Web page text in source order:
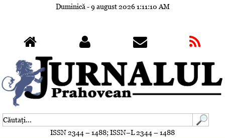
Duminică - 9 august 20261:11:13 AM
ISSN 2344 – 1488; ISSN–L 2344 – 1488